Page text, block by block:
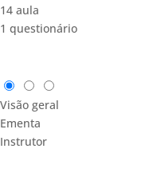
14 aula
1 questionário
Visão geral
Ementa
Instrutor